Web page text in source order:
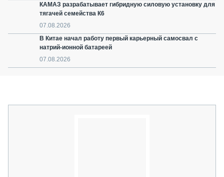
КАМАЗ разрабатывает гибридную силовую установку для
тягачей семейства К6
07.08.2026
В Китае начал работу первый карьерный самосвал с
натрий-ионной батареей
07.08.2026